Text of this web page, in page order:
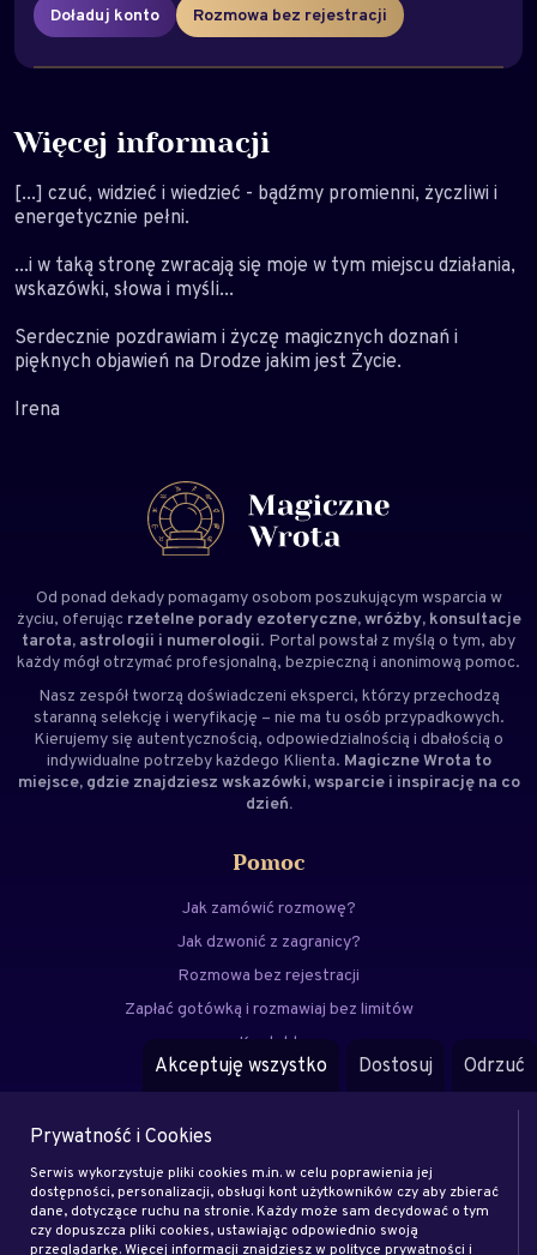
Doładuj konto Rozmowa bez rejestracji
Więcej informacji
[...] czuć, widzieć i wiedzieć - bądźmy promienni, życzliwi i
energetycznie pełni.
...i w taką stronę zwracają się moje w tym miejscu działania,
wskazówki, słowa i myśli...
Serdecznie pozdrawiam i życzę magicznych doznań i
pięknych objawień na Drodze jakim jest Życie.
Irena
Od ponad dekady pomagamy osobom poszukującym wsparcia w
życiu, oferując rzetelne porady ezoteryczne, wróżby, konsultacje
tarota, astrologii i numerologii. Portal powstał z myślą o tym, aby
każdy mógł otrzymać profesjonalną, bezpieczną i anonimową pomoc.
Nasz zespół tworzą doświadczeni eksperci, którzy przechodzą
staranną selekcję i weryfikację – nie ma tu osób przypadkowych.
Kierujemy się autentycznością, odpowiedzialnością i dbałością o
indywidualne potrzeby każdego Klienta. Magiczne Wrota to
miejsce, gdzie znajdziesz wskazówki, wsparcie i inspirację na co
dzień.
Pomoc
Jak zamówić rozmowę?
Jak dzwonić z zagranicy?
Rozmowa bez rejestracji
Zapłać gotówką i rozmawiaj bez limitów
Kontakt
FAQ
Eksperci
Zostań klientem
Zostań ekspertem
Akceptuję wszystko Dostosuj Odrzuć
Prywatność i Cookies
Serwis wykorzystuje pliki cookies m.in. w celu poprawienia jej
dostępności, personalizacji, obsługi kont użytkowników czy aby zbierać
dane, dotyczące ruchu na stronie. Każdy może sam decydować o tym
czy dopuszcza pliki cookies, ustawiając odpowiednio swoją
przeglądarkę. Więcej informacji znajdziesz w polityce prywatności i